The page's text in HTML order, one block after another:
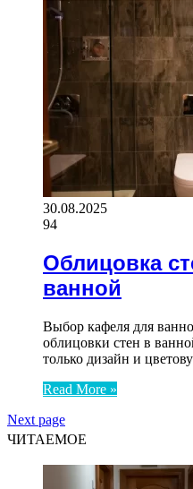
30.08.2025
94
Облицовка
ванной
Выбор кафеля для
облицовки стен в
только дизайн и
Read More »
Next page
ЧИТАЕМОЕ